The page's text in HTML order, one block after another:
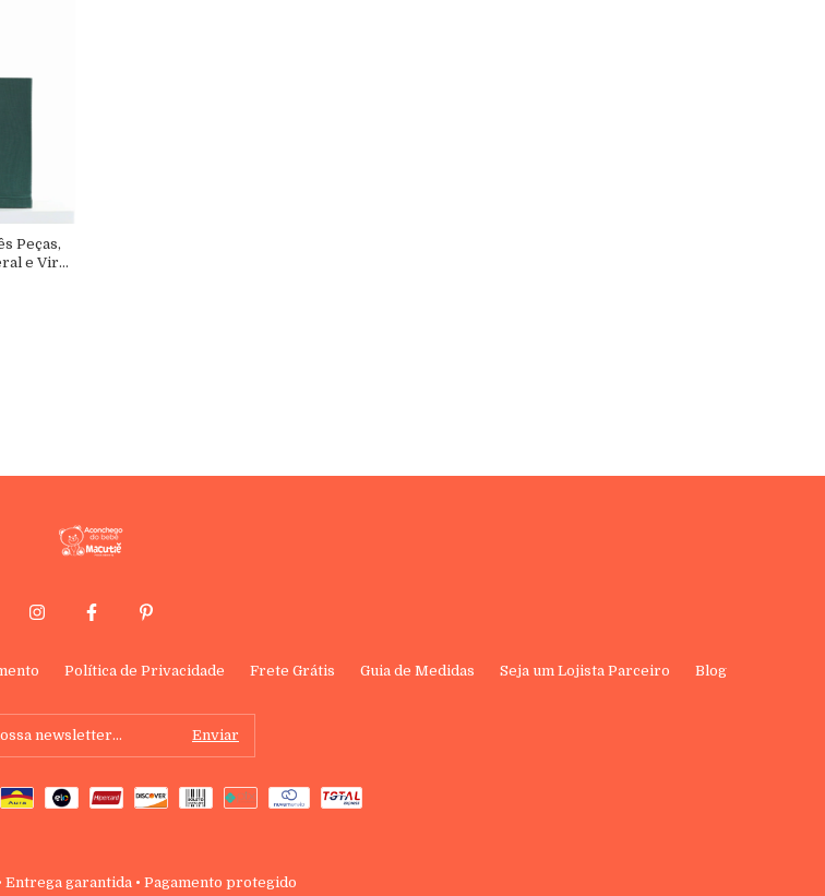
Peças,
e Vira-
Política de Privacidade Frete Grátis Guia de Medidas Seja um Lojista Parceiro Blog
Entrega garantida • Pagamento protegido